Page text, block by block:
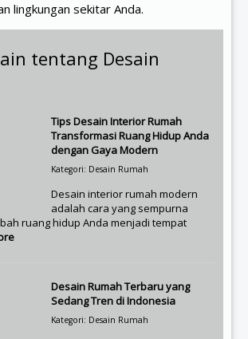
lingkungan sekitar Anda.
tentang Desain
Tips Desain Interior Rumah
Transformasi Ruang Hidup Anda
dengan Gaya Modern
Kategori: Desain Rumah
Desain interior rumah modern
adalah cara yang sempurna
ruang hidup Anda menjadi tempat
Desain Rumah Terbaru yang
Sedang Tren di Indonesia
Kategori: Desain Rumah